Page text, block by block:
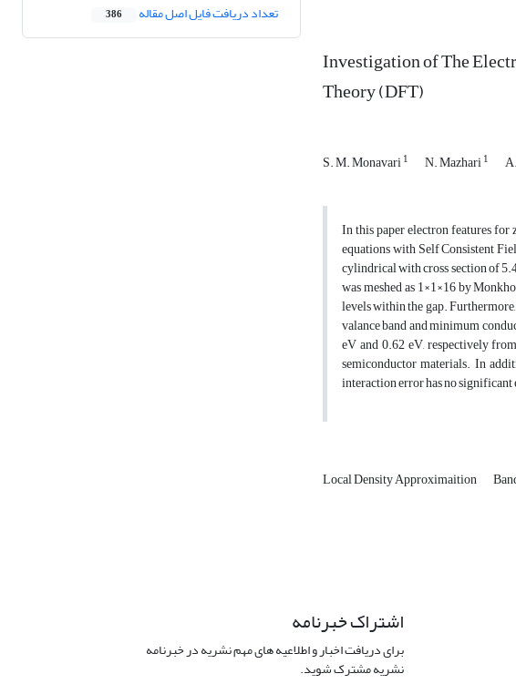
Investigation of The
Theory (DFT)
S. M. Monavari1 N. Mazhari1
In this paper electron features
equations with Self Consistent
cylindrical with cross section of
was meshed as 1×1×16 by
levels within the gap.
valance band and minimum
eV and 0.62 eV, respectively
semiconductor materials. In
interaction error has no
Local Density Approximaition
تعداد دریافت فایل اصل مقاله 386
اشتراک خبرنامه
برای دریافت اخبار و اطلاعیه های مهم نشریه در خبرنامه
نشریه مشترک شوید.